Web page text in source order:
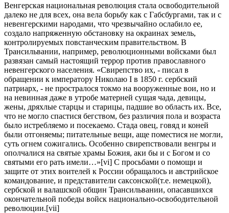
Венгерская национальная революция стала освободительной
далеко не для всех, она вела борьбу как с Габсбургами, так и с
невенгерскими народами, что чрезвычайно ослабило ее,
создало напряженную обстановку на окраинах земель,
контролируемых повстанческим правительством. В
Трансильвании, например, революционными войсками был
развязан самый настоящий террор против православного
невенгерского населения. «Свирепство их, - писал в
обращении к императору Николаю I в 1850 г. сербский
патриарх, - не простралося токмо на вооруженные вои, но и
на невинная даже в утробе матерней сущая чада, девицы,
жены, дряхлые старцы и старицы, падшие во область их. Все,
что не могло спастися бегством, без различия пола и возраста
было истребляемо и посекаемо. Стада овец, говяд и коней
были отгоняемы; питательные вещи, аще поместися не могли,
суть огнем сожигались. Особенно свирепствовали венгры и
ополчалися на святые храмы Божия, аки бы и с Богом и со
святыми его рать имели…»[vi] С просьбами о помощи и
защите от этих воителей к России обращалось и австрийское
командование, и представители саксонской(т.е. немецкой),
сербской и валашской общин Трансильвании, опасавшихся
окончательной победы войск национально-освободительной
революции.[vii]